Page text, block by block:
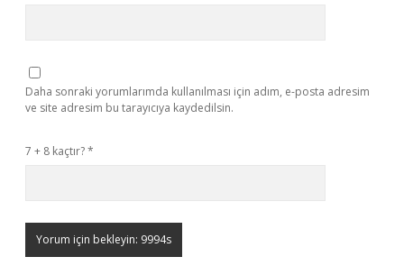
Daha sonraki yorumlarımda kullanılması için adım, e-posta adresim
ve site adresim bu tarayıcıya kaydedilsin.
7 + 8 kaçtır?*